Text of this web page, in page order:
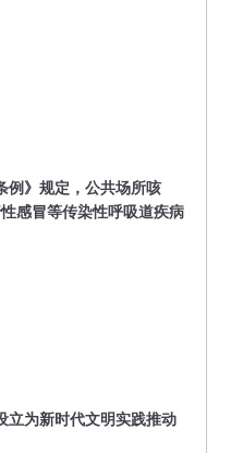
例》规定，公共场所咳
感冒等传染性呼吸道疾病
为新时代文明实践推动